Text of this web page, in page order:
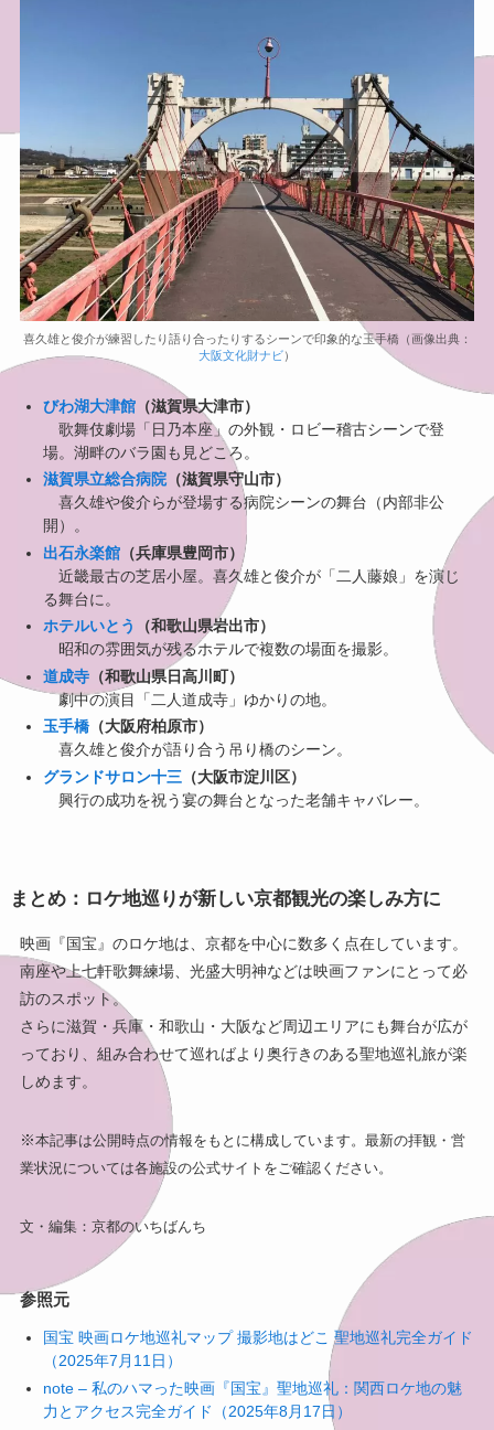
喜久雄と俊介が練習したり語り合ったりするシーンで印象的な玉手橋（画像出典：
大阪文化財ナビ）
びわ湖大津館（滋賀県大津市）
歌舞伎劇場「日乃本座」の外観・ロビー稽古シーンで登
場。湖畔のバラ園も見どころ。
滋賀県立総合病院（滋賀県守山市）
喜久雄や俊介らが登場する病院シーンの舞台（内部非公
開）。
出石永楽館（兵庫県豊岡市）
近畿最古の芝居小屋。喜久雄と俊介が「二人藤娘」を演じ
る舞台に。
ホテルいとう
（和歌山県岩出市）
昭和の雰囲気が残るホテルで複数の場面を撮影。
道成寺（和歌山県日高川町）
劇中の演目「二人道成寺」ゆかりの地。
玉手橋（大阪府柏原市）
喜久雄と俊介が語り合う吊り橋のシーン。
グランドサロン十三（大阪市淀川区）
興行の成功を祝う宴の舞台となった老舗キャバレー。
まとめ：ロケ地巡りが新しい京都観光の楽しみ方に
映画『国宝』のロケ地は、京都を中心に数多く点在しています。
南座や上七軒歌舞練場、光盛大明神などは映画ファンにとって必
訪のスポット。
さらに滋賀・兵庫・和歌山・大阪など周辺エリアにも舞台が広が
っており、組み合わせて巡ればより奥行きのある聖地巡礼旅が楽
しめます。
※本記事は公開時点の情報をもとに構成しています。最新の拝観・営
業状況については各施設の公式サイトをご確認ください。
文・編集：京都のいちばんち
参照元
国宝 映画ロケ地巡礼マップ 撮影地はどこ 聖地巡礼完全ガイド
（2025年7月11日）
note – 私のハマった映画『国宝』聖地巡礼：関西ロケ地の魅
力とアクセス完全ガイド（2025年8月17日）